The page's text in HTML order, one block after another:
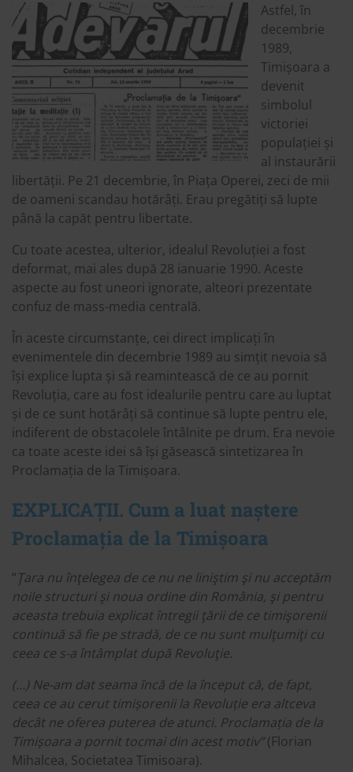
Astfel, în
decembrie
1989,
Timișoara a
devenit
simbolul
victoriei
populației și
al instaurării
libertății. Pe 21 decembrie, în Piața Operei, zeci de mii
de oameni scandau hotărâți. Erau pregătiți să lupte
până la capăt pentru libertate.
Cu toate acestea, ulterior, idealul Revoluției a fost
deformat, mai ales după 28 ianuarie 1990. Aceste
aspecte au fost uneori ignorate, alteori prezentate
confuz de mass-media centrală.
În aceste circumstanțe, cei direct implicați în
evenimentele din decembrie 1989 au simțit nevoia să
își explice lupta și să reamintească de ce au pornit
Revoluția, care au fost idealurile pentru care au luptat
și de ce sunt hotărâți să continue să lupte pentru ele,
indiferent de obstacolele întâlnite pe drum. Era nevoie
ca toate aceste idei să își găsească sintetizarea în
Proclamația de la Timișoara.
EXPLICAȚII. Cum a luat naștere
Proclamația de la Timișoara
“Ţara nu înţelegea de ce nu ne liniştim şi nu acceptăm
noile structuri şi noua ordine din România, şi pentru
aceasta trebuia explicat întregii ţării de ce timişorenii
continuă să fie pe stradă, de ce nu sunt mulţumiţi cu
ceea ce s-a întâmplat după Revoluţie.
(…) Ne-am dat seama încă de la început că, de fapt,
ceea ce au cerut timișorenii la Revoluție era altceva
decât ne oferea puterea de atunci. Proclamația de la
Timișoara a pornit tocmai din acest motiv”(Florian
Mihalcea, Societatea Timisoara).